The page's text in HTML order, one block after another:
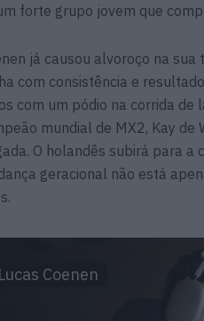
forte grupo jovem que
já causou alvoroço na
com consistência e
com um pódio na corrida de
mundial de MX2, Kay
O holandês subirá para
geracional não está
Lucas Coenen